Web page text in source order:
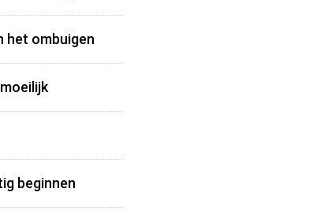
het ombuigen
beginnen